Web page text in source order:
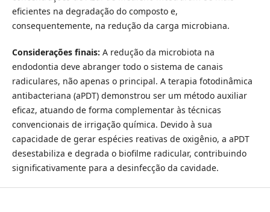
eficientes na degradação do composto e,
consequentemente, na redução da carga microbiana.
Considerações finais: A redução da microbiota na
endodontia deve abranger todo o sistema de canais
radiculares, não apenas o principal. A terapia fotodinâmica
antibacteriana (aPDT) demonstrou ser um método auxiliar
eficaz, atuando de forma complementar às técnicas
convencionais de irrigação química. Devido à sua
capacidade de gerar espécies reativas de oxigênio, a aPDT
desestabiliza e degrada o biofilme radicular, contribuindo
significativamente para a desinfecção da cavidade.